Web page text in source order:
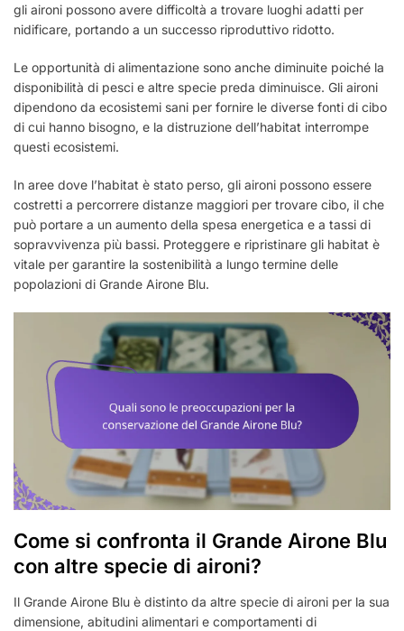
gli aironi possono avere difficoltà a trovare luoghi adatti per
nidificare, portando a un successo riproduttivo ridotto.
Le opportunità di alimentazione sono anche diminuite poiché la
disponibilità di pesci e altre specie preda diminuisce. Gli aironi
dipendono da ecosistemi sani per fornire le diverse fonti di cibo
di cui hanno bisogno, e la distruzione dell’habitat interrompe
questi ecosistemi.
In aree dove l’habitat è stato perso, gli aironi possono essere
costretti a percorrere distanze maggiori per trovare cibo, il che
può portare a un aumento della spesa energetica e a tassi di
sopravvivenza più bassi. Proteggere e ripristinare gli habitat è
vitale per garantire la sostenibilità a lungo termine delle
popolazioni di Grande Airone Blu.
Come si confronta il Grande Airone Blu
con altre specie di aironi?
Il Grande Airone Blu è distinto da altre specie di aironi per la sua
dimensione, abitudini alimentari e comportamenti di